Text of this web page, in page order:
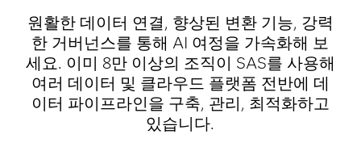
원활한 데이터 연결, 향상된 변환 기능, 강력
한 거버넌스를 통해 AI 여정을 가속화해 보
세요. 이미 8만 이상의 조직이 SAS를 사용해
여러 데이터 및 클라우드 플랫폼 전반에 데
이터 파이프라인을 구축, 관리, 최적화하고
있습니다.